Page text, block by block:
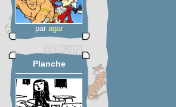
par agar
Planche